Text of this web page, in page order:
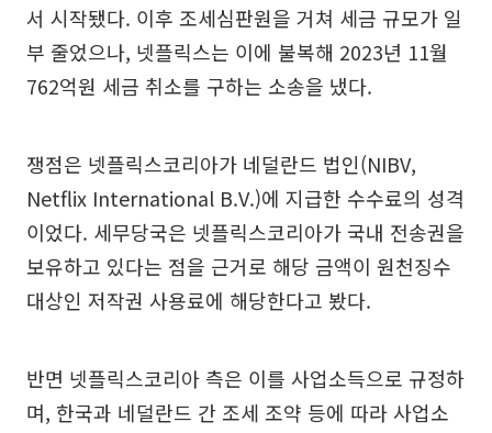
서 시작됐다. 이후 조세심판원을 거쳐 세금 규모가 일
부 줄었으나, 넷플릭스는 이에 불복해 2023년 11월
762억원 세금 취소를 구하는 소송을 냈다.
쟁점은 넷플릭스코리아가 네덜란드 법인(NIBV,
Netflix International B.V.)에 지급한 수수료의 성격
이었다. 세무당국은 넷플릭스코리아가 국내 전송권을
보유하고 있다는 점을 근거로 해당 금액이 원천징수
대상인 저작권 사용료에 해당한다고 봤다.
반면 넷플릭스코리아 측은 이를 사업소득으로 규정하
며, 한국과 네덜란드 간 조세 조약 등에 따라 사업소